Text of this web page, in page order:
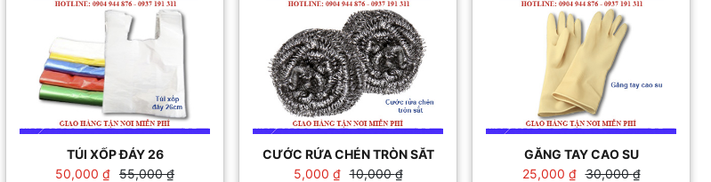
TÚI XỐP ĐÁY 26
55,000₫
Giá
50,000 ₫ Giá
CƯỚC RỬA CHÉN TRÒN SẮT
10,000₫
Giá
5,000 ₫ Giá
GĂNG TAY CAO SU
30,000₫
Giá
25,000 ₫ Giá